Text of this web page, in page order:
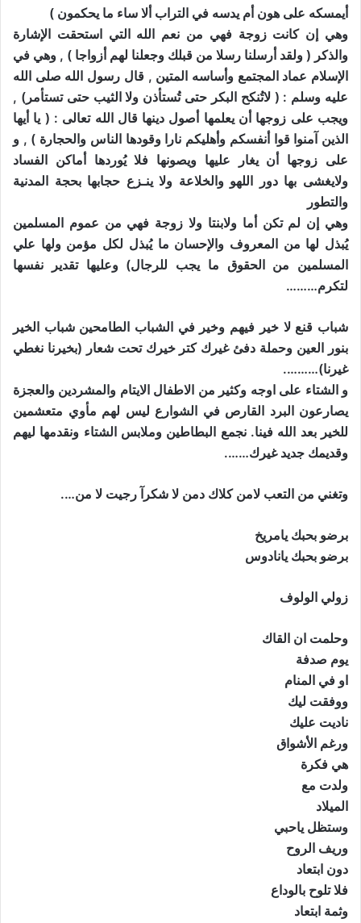
أيمسكه على هون أم يدسه في التراب ألا ساء ما يحكمون )
وهي إن كانت زوجة فهي من نعم الله التي استحقت الإشارة
والذكر ( ولقد أرسلنا رسلا من قبلك وجعلنا لهم أزواجا ) , وهي في
الإسلام عماد المجتمع وأساسه المتين , قال رسول الله صلى الله
عليه وسلم : ( لاتُنكح البكر حتى تُستأذن ولا الثيب حتى تستأمر) ,
ويجب على زوجها أن يعلمها أصول دينها قال الله تعالى : ( يا أيها
الذين آمنوا قوا أنفسكم وأهليكم نارا وقودها الناس والحجارة ) , و
على زوجها أن يغار عليها ويصونها فلا يُوردها أماكن الفساد
ولايغشى بها دور اللهو والخلاعة ولا ينـزع حجابها بحجة المدنية
والتطور
وهي إن لم تكن أما ولابنتا ولا زوجة فهي من عموم المسلمين
يُبذل لها من المعروف والإحسان ما يُبذل لكل مؤمن ولها علي
المسلمين من الحقوق ما يجب للرجال) وعليها تقدير نفسها
لتكرم………
شباب قنع لا خير فيهم وخير في الشباب الطامحين شباب الخير
بنور العين وحملة دفئ غيرك كتر خيرك تحت شعار (بخيرنا نغطي
غيرنا)……….
و الشتاء على اوجه وكثير من الاطفال الايتام والمشردين والعجزة
يصارعون البرد القارص في الشوارع ليس لهم مأوي متعشمين
للخير بعد الله فينا. نجمع البطاطين وملابس الشتاء ونقدمها ليهم
وقديمك جديد غيرك…….
وتغني من التعب لامن كلاك دمن لا شكرآ رجيت لا من….
برضو بحبك يامريخ
برضو بحبك يانادوس
زولي الولوف
وحلمت ان القاك
يوم صدفة
او في المنام
ووفقت ليك
ناديت عليك
ورغم الأشواق
هي فكرة
ولدت مع
الميلاد
وستظل ياحبي
وريف الروح
دون ابتعاد
فلا تلوح بالوداع
وثمة ابتعاد